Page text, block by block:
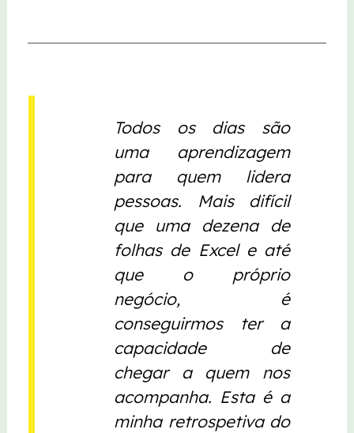
Todos os dias são
uma aprendizagem
para quem lidera
pessoas. Mais difícil
que uma dezena de
folhas de Excel e até
que o próprio
negócio, é
conseguirmos ter a
capacidade de
chegar a quem nos
acompanha. Esta é a
minha retrospetiva do